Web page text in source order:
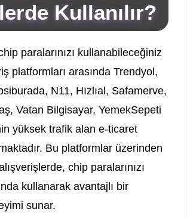
Kullanılır?
paralarınızı kullanabileceğiniz
platformları arasında Trendyol,
N11, Hızlıal, Safamerve,
Vatan Bilgisayar, YemekSepeti
yüksek trafik alan e-ticaret
Bu platformlar üzerinden
chip paralarınızı
kullanarak avantajlı bir
sunar.